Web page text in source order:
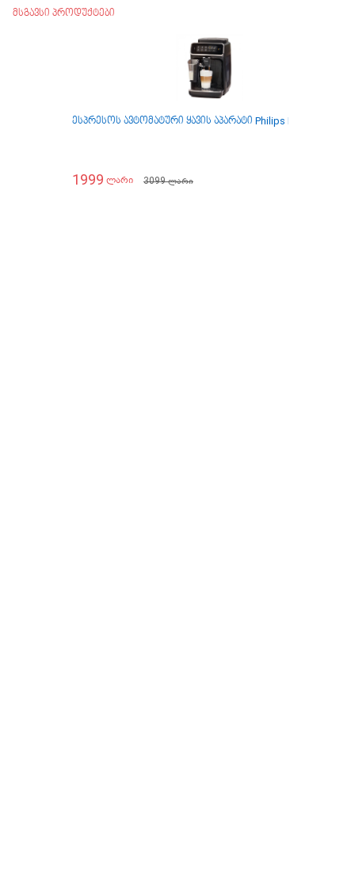
მსგავსი პროდუქტები
ესპრესოს ავტომატური ყავის აპარატი Philips EP3241/50
1999 ლარი 3099ლარი